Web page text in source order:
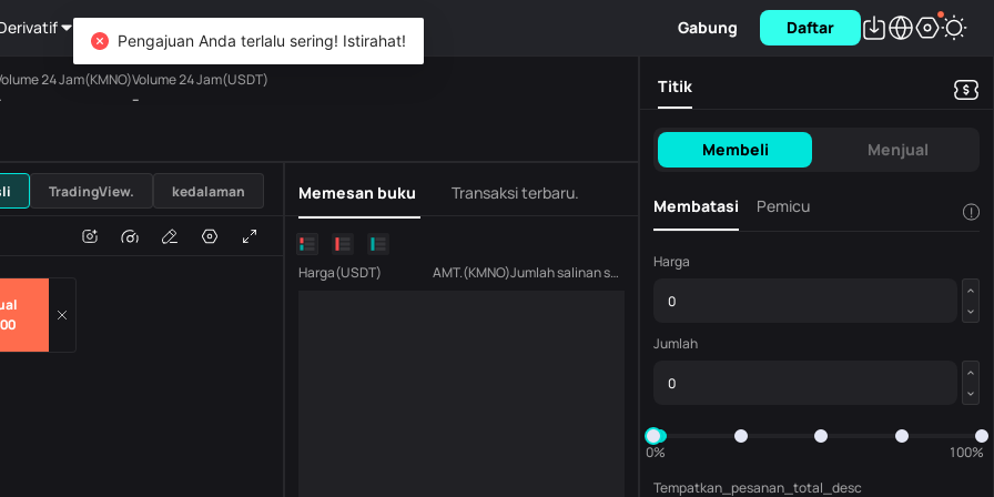
Kekayaan Gabung Daftar
24 Jam(KMNO)Volume 24 Jam(USDT)
--
USDT
Volume
TradingView. kedalaman Memesan buku Transaksi terbaru.
Harga(USDT) AMT.(KMNO) Jumlah salinan saat ini KMNO
Titik
Membeli Menjual
Membatasi Pemicu !
Harga
Jumlah
0%
100%
Tempatkan_pesanan_total_desc
Pengajuan Anda terlalu sering! Istirahat!